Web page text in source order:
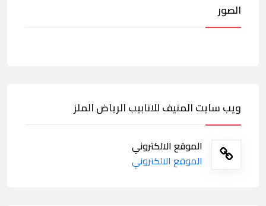
الصور
ويب سايت المنيف للانابيب الرياض الملز
الموقع الالكتروني
الموقع الالكتروني